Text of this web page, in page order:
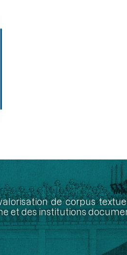
de corpus
et des institutions